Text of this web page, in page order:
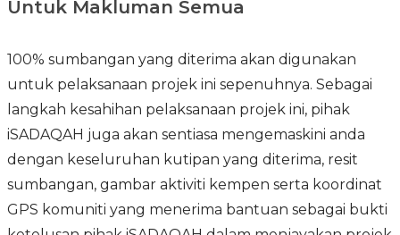
Untuk Makluman Semua
100% sumbangan yang diterima akan digunakan
untuk pelaksanaan projek ini sepenuhnya. Sebagai
langkah kesahihan pelaksanaan projek ini, pihak
iSADAQAH juga akan sentiasa mengemaskini anda
dengan keseluruhan kutipan yang diterima, resit
sumbangan, gambar aktiviti kempen serta koordinat
GPS komuniti yang menerima bantuan sebagai bukti